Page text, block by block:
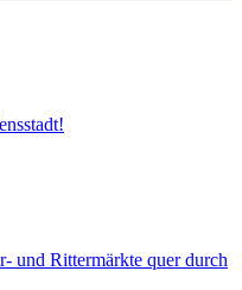
und Rittermärkte quer durch